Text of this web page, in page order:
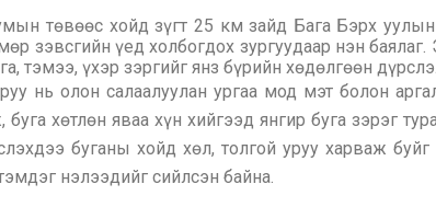
төвөөс хойд зүгт 25 км зайд Бага Бэрх
зэвсгийн үед холбогдох зургуудаар нэн
тэмээ, үхэр зэргийг янз бүрийн хөдөлгөөн
нь олон салаалуулан ургаа мод мэт болон
хөтлөн яваа хүн хийгээд янгир буга зэрэг
буганы хойд хөл, толгой уруу харваж
нэлээдийг сийлсэн байна.